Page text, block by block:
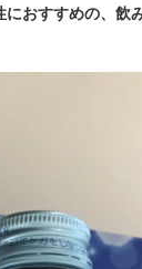
おすすめの、飲